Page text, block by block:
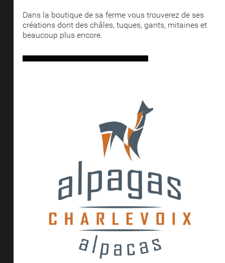
Dans la boutique de sa ferme vous trouverez de ses
créations dont des châles, tuques, gants, mitaines et
beaucoup plus encore.